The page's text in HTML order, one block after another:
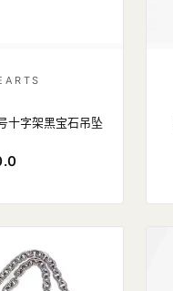
十字架黑宝石吊坠